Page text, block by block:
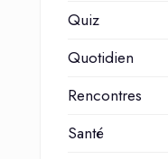
Quiz
Quotidien
Rencontres
Santé